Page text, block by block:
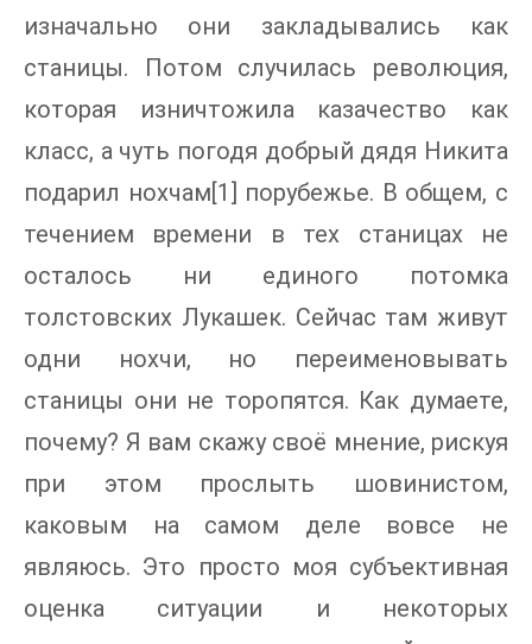
изначально они закладывались как
станицы. Потом случилась революция,
которая изничтожила казачество как
класс, а чуть погодя добрый дядя Никита
подарил нохчам[1] порубежье. В общем, с
течением времени в тех станицах не
осталось ни единого потомка
толстовских Лукашек. Сейчас там живут
одни нохчи, но переименовывать
станицы они не торопятся. Как думаете,
почему? Я вам скажу своё мнение, рискуя
при этом прослыть шовинистом,
каковым на самом деле вовсе не
являюсь. Это просто моя субъективная
оценка ситуации и некоторых